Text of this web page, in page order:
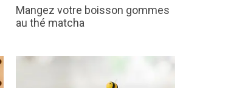
Mangez votre boisson gommes
au thé matcha